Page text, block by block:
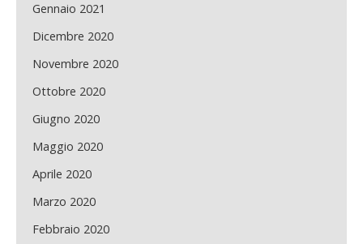
Gennaio 2021
Dicembre 2020
Novembre 2020
Ottobre 2020
Giugno 2020
Maggio 2020
Aprile 2020
Marzo 2020
Febbraio 2020